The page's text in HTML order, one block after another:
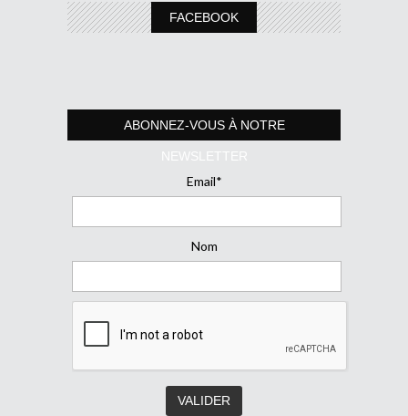
FACEBOOK
ABONNEZ-VOUS À NOTRE
NEWSLETTER
Email*
Nom